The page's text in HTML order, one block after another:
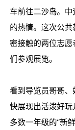
车前往二沙岛。
的热情。这次公
密接触的两位志
们参观展览。
看到导览员哥哥
快展现出活泼好
多数一年级的“新